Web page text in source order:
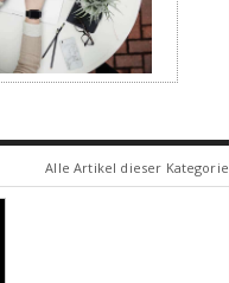
Alle Artikel dieser Kategorie